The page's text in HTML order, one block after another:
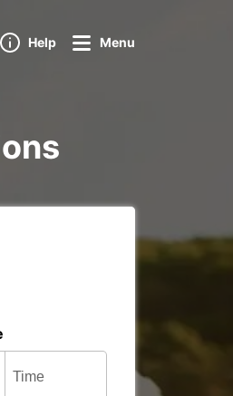
Help Menu